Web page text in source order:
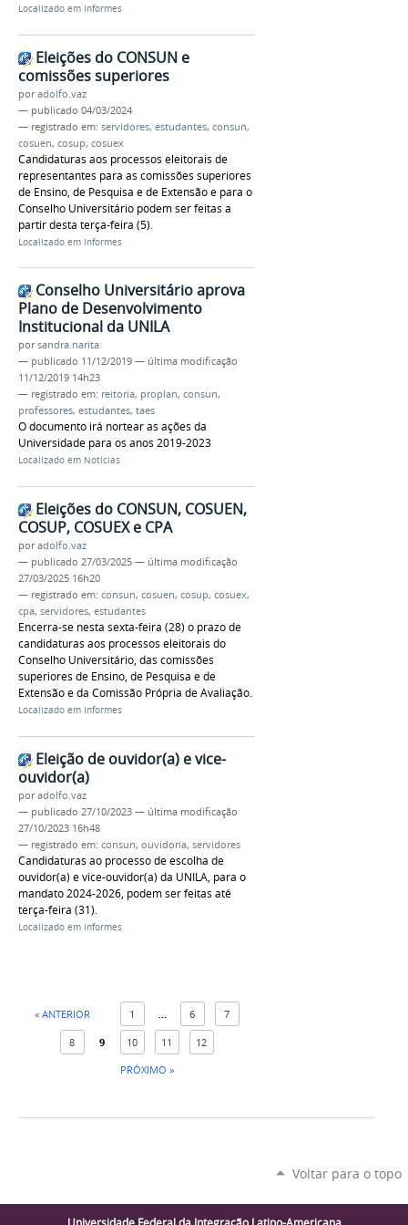
Localizado em Informes
Eleições do CONSUN e
comissões superiores
poradolfo.vaz
— publicado 04/03/2024
— registrado em: servidores, estudantes, consun,
cosuen, cosup, cosuex
Candidaturas aos processos eleitorais de
representantes para as comissões superiores
de Ensino, de Pesquisa e de Extensão e para o
Conselho Universitário podem ser feitas a
partir desta terça-feira (5).
Localizado em Informes
Conselho Universitário aprova
Plano de Desenvolvimento
Institucional da UNILA
porsandra.narita
— publicado 11/12/2019 — última modificação
11/12/2019 14h23
— registrado em: reitoria, proplan, consun,
professores, estudantes, taes
O documento irá nortear as ações da
Universidade para os anos 2019-2023
Localizado em Notícias
Eleições do CONSUN, COSUEN,
COSUP, COSUEX e CPA
poradolfo.vaz
— publicado 27/03/2025 — última modificação
27/03/2025 16h20
— registrado em: consun, cosuen, cosup, cosuex,
cpa, servidores, estudantes
Encerra-se nesta sexta-feira (28) o prazo de
candidaturas aos processos eleitorais do
Conselho Universitário, das comissões
superiores de Ensino, de Pesquisa e de
Extensão e da Comissão Própria de Avaliação.
Localizado em Informes
Eleição de ouvidor(a) e vice-
ouvidor(a)
poradolfo.vaz
— publicado 27/10/2023 — última modificação
27/10/2023 16h48
— registrado em: consun, ouvidoria, servidores
Candidaturas ao processo de escolha de
ouvidor(a) e vice-ouvidor(a) da UNILA, para o
mandato 2024-2026, podem ser feitas até
terça-feira (31).
Localizado em Informes
« ANTERIOR 1 6 7
8 9 10 11
12
PRÓXIMO »
Voltar para o topo